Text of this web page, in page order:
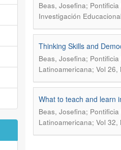
Beas, Josefina;
Investigación
Thinking Skills and
Beas, Josefina;
Latinoamericana; Vol
What to teach and learn
Beas, Josefina;
Latinoamericana; Vol